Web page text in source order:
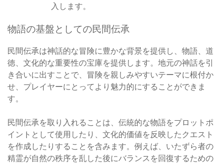
入します。
物語の基盤としての民間伝承
民間伝承は神話的な冒険に豊かな背景を提供し、物語、道
徳、文化的な重要性の宝庫を提供します。地元の神話を引
き合いに出すことで、冒険を親しみやすいテーマに根付か
せ、プレイヤーにとってより魅力的にすることができま
す。
民間伝承を取り入れることは、伝統的な物語をプロットポ
イントとして使用したり、文化的価値を反映したクエスト
を作成したりすることを含みます。例えば、いたずら者の
精霊が自然の秩序を乱した後にバランスを回復するための